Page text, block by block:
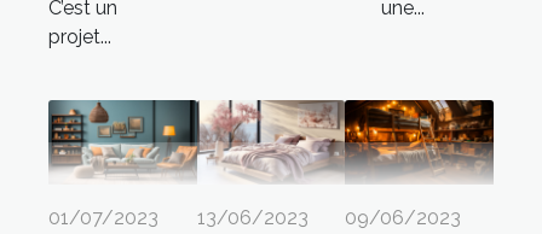
C’est un
projet...
une...
01/07/2023
13/06/2023
09/06/2023